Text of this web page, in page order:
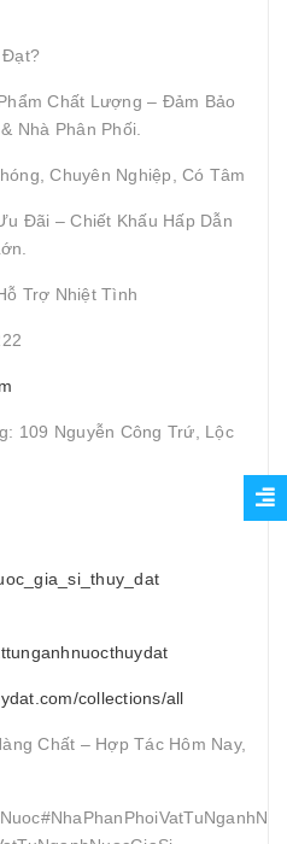
Đạt?
Chất Lượng – Đảm Bảo
Nhà Phân Phối.
Chuyên Nghiệp, Có Tâm
Đãi – Chiết Khấu Hấp Dẫn
Trợ Nhiệt Tình
109 Nguyễn Công Trứ, Lộc
collections/all
Chất – Hợp Tác Hôm Nay,